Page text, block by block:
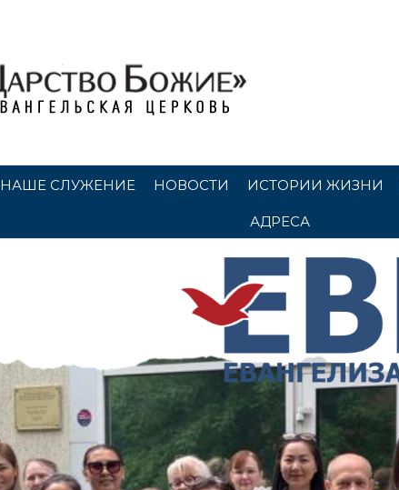
НАШЕ СЛУЖЕНИЕ НОВОСТИ ИСТОРИИ ЖИЗНИ
АДРЕСА